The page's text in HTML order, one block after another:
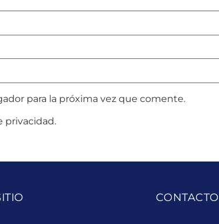
para la próxima vez que comente.
privacidad.
CONTACTO